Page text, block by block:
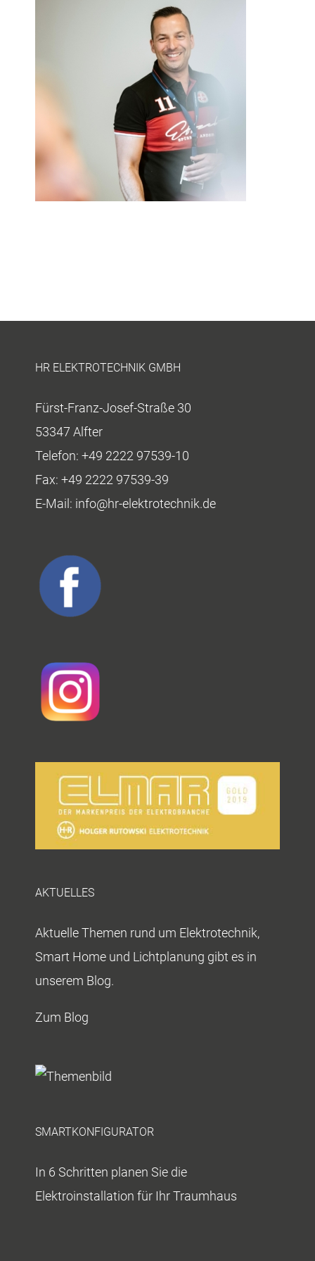
HR ELEKTROTECHNIK GMBH
Fürst-Franz-Josef-Straße 30
53347 Alfter
Telefon: +49 2222 97539-10
Fax: +49 2222 97539-39
E-Mail: info@hr-elektrotechnik.de
AKTUELLES
Aktuelle Themen rund um Elektrotechnik,
Smart Home und Lichtplanung gibt es in
unserem Blog.
Zum Blog
SMARTKONFIGURATOR
In 6 Schritten planen Sie die
Elektroinstallation für Ihr Traumhaus